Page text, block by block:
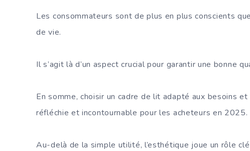
Les consommateurs sont de plus en plus conscients
de vie.
Il s’agit là d’un aspect crucial pour garantir une bonne
En somme, choisir un cadre de lit adapté aux besoins
réfléchie et incontournable pour les acheteurs en 2025.
Au-delà de la simple utilité, l’esthétique joue un rôle